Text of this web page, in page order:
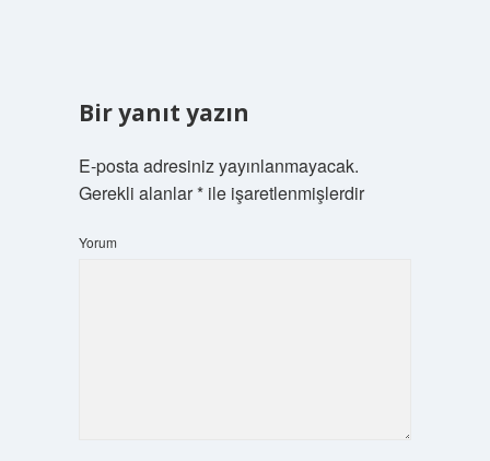
Bir yanıt yazın
E-posta adresiniz yayınlanmayacak.
Gerekli alanlar*ile işaretlenmişlerdir
Yorum